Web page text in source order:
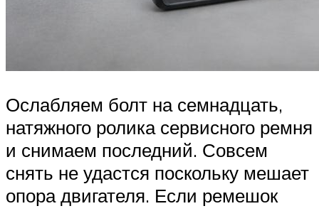
Ослабляем болт на семнадцать,
натяжного ролика сервисного ремня
и снимаем последний. Совсем
снять не удастся поскольку мешает
опора двигателя. Если ремешок